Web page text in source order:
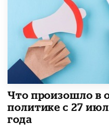
​Что произошло в
политике с 27
года